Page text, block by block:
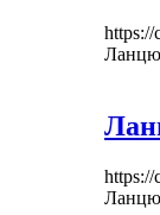
https://
https://